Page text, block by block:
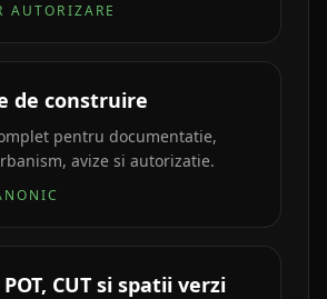
AUTORIZARE
de construire
pentru documentatie,
avize si autorizatie.
CUT si spatii verzi